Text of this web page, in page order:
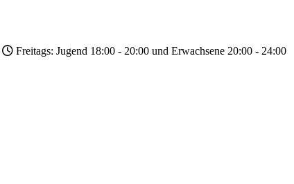
Freitags: Jugend 18:00 - 20:00 und Erwachsene 20:00 - 24:00